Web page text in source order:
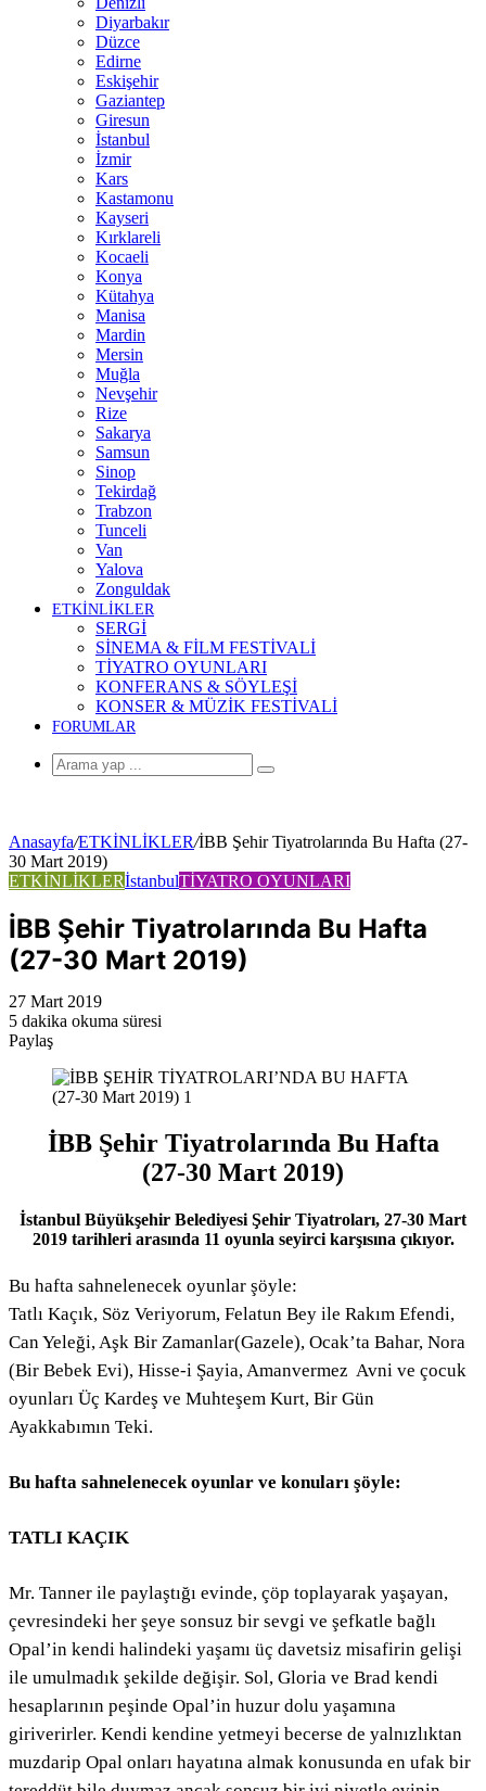
Diyarbakır
Düzce
Edirne
Eskişehir
Gaziantep
Giresun
İstanbul
İzmir
Kars
Kastamonu
Kayseri
Kırklareli
Kocaeli
Konya
Kütahya
Manisa
Mardin
Mersin
Muğla
Nevşehir
Rize
Sakarya
Samsun
Sinop
Tekirdağ
Trabzon
Tunceli
Van
Yalova
Zonguldak
ETKİNLİKLER
SERGİ
SİNEMA & FİLM FESTİVALİ
TİYATRO OYUNLARI
KONFERANS & SÖYLEŞİ
KONSER & MÜZİK FESTİVALİ
FORUMLAR
Arama
Anasayfa/ETKİNLİKLER/İBB Şehir Tiyatrolarında Bu Hafta (27-
30 Mart 2019)
ETKİNLİKLERİstanbulTİYATRO OYUNLARI
İBB Şehir Tiyatrolarında Bu Hafta
(27-30 Mart 2019)
27 Mart 2019
5 dakika okuma süresi
Paylaş
İBB Şehir Tiyatrolarında Bu Hafta
(27-30 Mart 2019)
İstanbul Büyükşehir Belediyesi Şehir Tiyatroları, 27-30 Mart
2019 tarihleri arasında 11 oyunla seyirci karşısına çıkıyor.
Bu hafta sahnelenecek oyunlar şöyle:
Tatlı Kaçık, Söz Veriyorum, Felatun Bey ile Rakım Efendi,
Can Yeleği, Aşk Bir Zamanlar(Gazele), Ocak’ta Bahar, Nora
(Bir Bebek Evi), Hisse-i Şayia, Amanvermez Avni ve çocuk
oyunları Üç Kardeş ve Muhteşem Kurt, Bir Gün
Ayakkabımın Teki.
Bu hafta sahnelenecek oyunlar ve konuları şöyle:
TATLI KAÇIK
Mr. Tanner ile paylaştığı evinde, çöp toplayarak yaşayan,
çevresindeki her şeye sonsuz bir sevgi ve şefkatle bağlı
Opal’in kendi halindeki yaşamı üç davetsiz misafirin gelişi
ile umulmadık şekilde değişir. Sol, Gloria ve Brad kendi
hesaplarının peşinde Opal’in huzur dolu yaşamına
giriverirler. Kendi kendine yetmeyi becerse de yalnızlıktan
muzdarip Opal onları hayatına almak konusunda en ufak bir